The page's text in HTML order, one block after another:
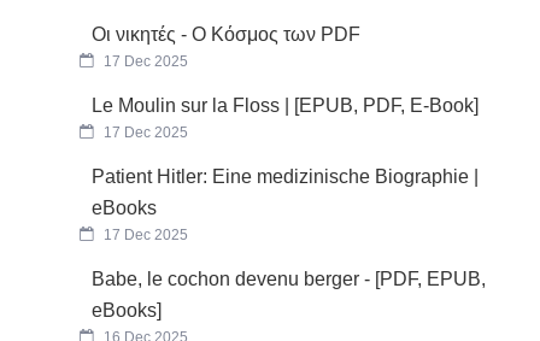
Οι νικητές - Ο Κόσμος των PDF
17 Dec 2025
Le Moulin sur la Floss | [EPUB, PDF, E-Book]
17 Dec 2025
Patient Hitler: Eine medizinische Biographie |
eBooks
17 Dec 2025
Babe, le cochon devenu berger - [PDF, EPUB,
eBooks]
16 Dec 2025